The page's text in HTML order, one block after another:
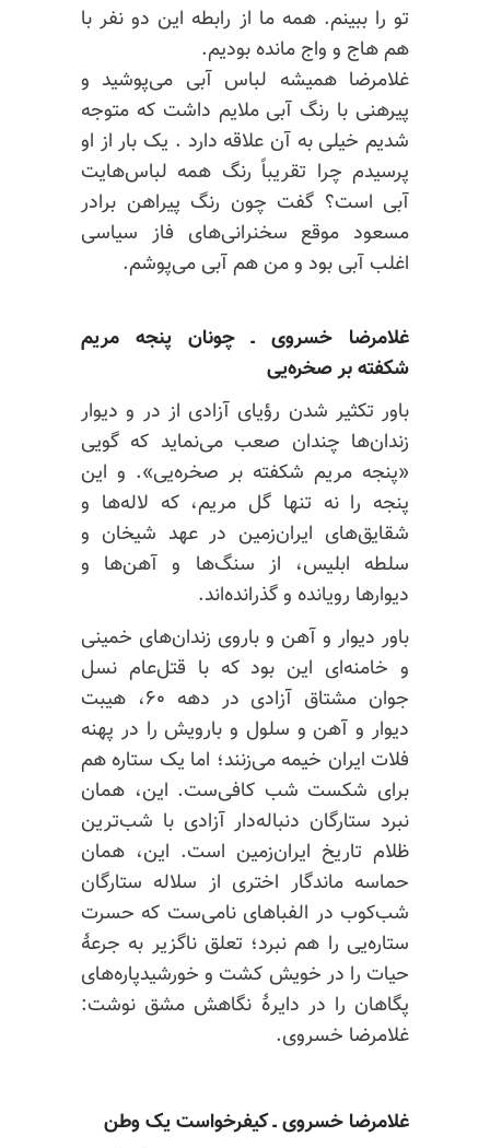
تو را ببینم. همه ما از رابطه اين دو نفر با
هم هاج و واج مانده بودیم.
غلامرضا همیشه لباس آبی می‌پوشید و
پیرهنی با رنگ آبی ملایم داشت که متوجه
شدیم خیلی به آن علاقه دارد . یک بار از او
پرسیدم چرا تقریباً رنگ همه لباس‌هایت
آبی است؟‌ گفت چون رنگ پیراهن برادر
مسعود موقع سخنرانی‌های فاز سیاسی
اغلب آبی بود و من هم آبی می‌پوشم.
غلامرضا خسروی ـ چونان پنجه مریم
شکفته بر صخره‌یی
باور تکثیر شدن رؤیای آزادی از در و دیوار
زندان‌ها چندان صعب می‌نماید که گویی
«پنجه‌ مریم شکفته بر صخره‌یی». و این
پنجه را نه تنها گل مریم، که لاله‌ها‌ و
شقایق‌های ایران‌زمین در عهد شیخان و
سلطه ابلیس، از سنگ‌ها و آهن‌ها و
دیوارها رویانده و گذر‌انده‌اند.
باور دیوار و آهن و باروی زندان‌های خمینی
و خامنه‌ای این بود که با قتل‌عام نسل
جوان مشتاق آزادی در دهه ۶۰، هیبت
دیوار و آهن و سلول و بارویش را در پهنه
فلات ایران خیمه می‌زنند؛ اما یک ستاره هم
برای شکست شب کافی‌ست. این، همان
نبرد ستارگان دنباله‌دار آزادی با شب‌ترین
ظلام تاریخ ایران‌زمین است. این، همان
حماسه ماندگار اختری از سلاله ستارگان
شب‌کوب در الفباهای نامی‌ست که حسرت
ستاره‌یی را هم نبرد؛ تعلق ناگزیر به جرعهٔ
حیات را در خویش کشت و خورشید‌پاره‌های
پگاهان را در دایرهٔ نگاهش مشق نوشت:
غلامرضا خسروی.
غلامرضا خسروی ـکیفرخواست یک وطن